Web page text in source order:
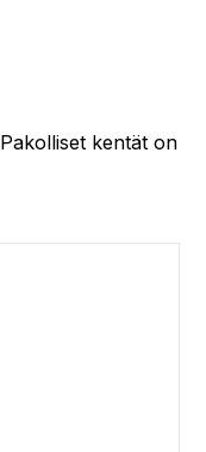
Pakolliset kentät on